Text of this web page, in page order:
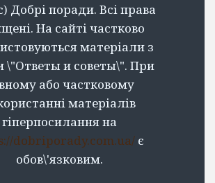
Добрі поради. Всі права
На сайті частково
матеріали з
\"Ответы и советы\". При
або частковому
матеріалів
гіперпосилання на
dobriporady.com.ua/ є
обов\'язковим.